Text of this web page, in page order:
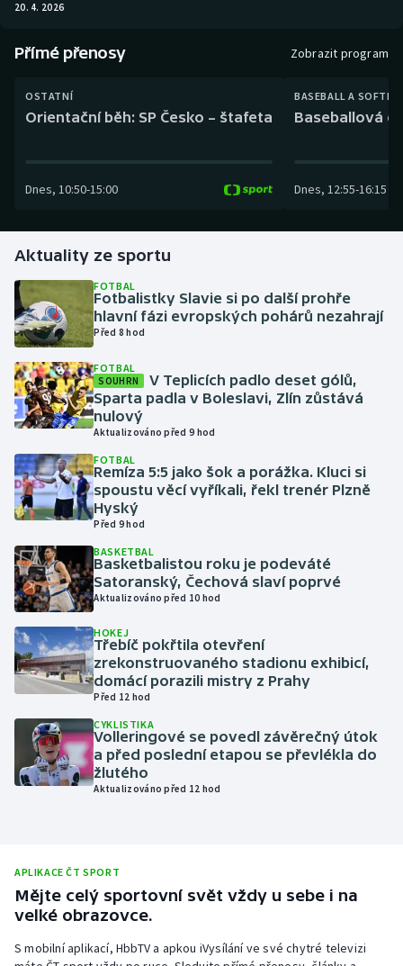
Curling
Florbal
Golf
Gymnastika
Házená
Jezdectví
Judo
Krasobruslení
Lezení
Lyže a snowboard
Moderní pětiboj
Motorsport
Olympijské hry
Parasport
Ragby
20. 4. 2026
Přímé přenosy Zobrazit program
OSTATNÍ
Orientační běh: SP Česko – štafeta
Dnes, 10:50-15:00
BASEBALL A
Baseballová
Dnes, 12:55-16:15
Aktuality ze sportu
FOTBAL
Fotbalistky Slavie si po další prohře
hlavní fázi evropských pohárů nezahrají
Před 8 hod
FOTBAL
SOUHRN
V Teplicích padlo deset gólů,
Sparta padla v Boleslavi, Zlín zůstává
nulový
Aktualizováno před 9 hod
FOTBAL
Remíza 5:5 jako šok a porážka. Kluci si
spoustu věcí vyříkali, řekl trenér Plzně
Hyský
Před 9 hod
BASKETBAL
Basketbalistou roku je podeváté
Satoranský, Čechová slaví poprvé
Aktualizováno před 10 hod
HOKEJ
Třebíč pokřtila otevření
zrekonstruovaného stadionu exhibicí,
domácí porazili mistry z Prahy
Před 12 hod
CYKLISTIKA
Volleringové se povedl závěrečný útok
a před poslední etapou se převlékla do
žlutého
Aktualizováno před 12 hod
APLIKACE ČT SPORT
Mějte celý sportovní svět vždy u sebe i na
velké obrazovce.
S mobilní aplikací, HbbTV a apkou iVysílání ve své chytré televizi